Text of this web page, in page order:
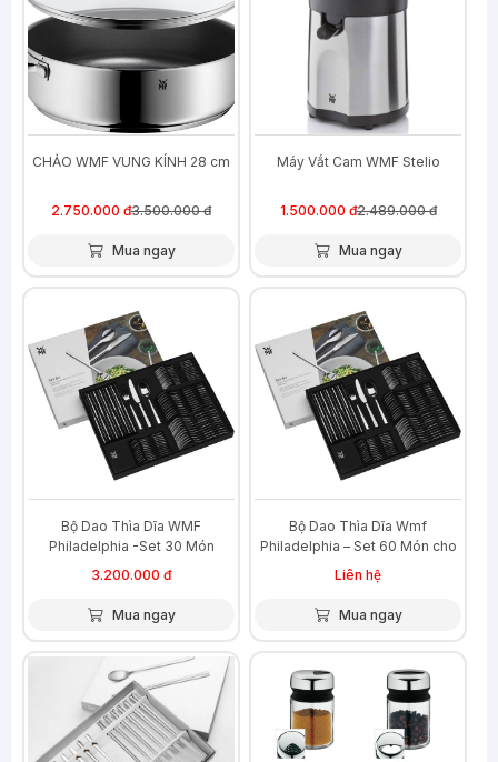
CHẢO WMF VUNG KÍNH 28 cm
2.750.000 đ3.500.000 đ
Mua ngay
Máy Vắt Cam WMF Stelio
1.500.000 đ2.489.000 đ
Mua ngay
Bộ Dao Thìa Dĩa WMF
Philadelphia -Set 30 Món
3.200.000 đ
Mua ngay
Bộ Dao Thìa Dĩa Wmf
Philadelphia – Set 60 Món cho
12 người
Liên hệ
Mua ngay
-37%